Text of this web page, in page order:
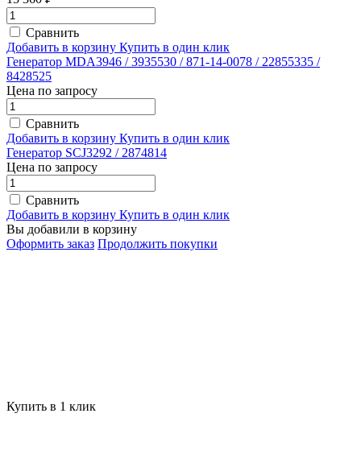
Сравнить
Добавить в корзину Купить в один клик
Генератор MDA3946 / 3935530 / 871-14-0078 / 22855335 /
8428525
Цена по запросу
Сравнить
Добавить в корзину Купить в один клик
Генератор SCJ3292 / 2874814
Цена по запросу
Сравнить
Добавить в корзину Купить в один клик
Вы добавили в корзину
Оформить заказ Продолжить покупки
Купить в 1 клик